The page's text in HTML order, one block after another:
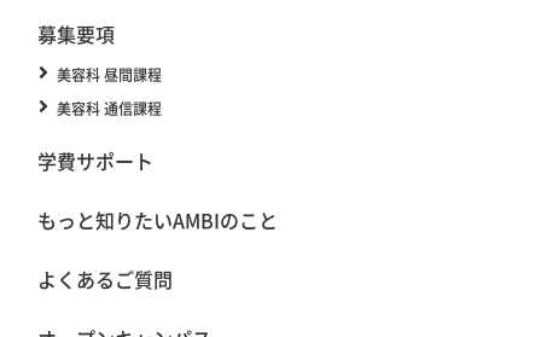
募集要項
美容科 昼間課程
美容科 通信課程
学費サポート
もっと知りたいAMBIのこと
よくあるご質問